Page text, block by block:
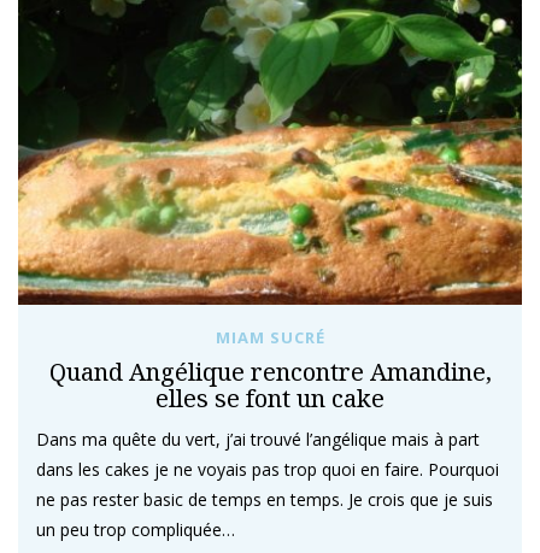
MIAM SUCRÉ
Quand Angélique rencontre Amandine,
elles se font un cake
Dans ma quête du vert, j’ai trouvé l’angélique mais à part
dans les cakes je ne voyais pas trop quoi en faire. Pourquoi
ne pas rester basic de temps en temps. Je crois que je suis
un peu trop compliquée…